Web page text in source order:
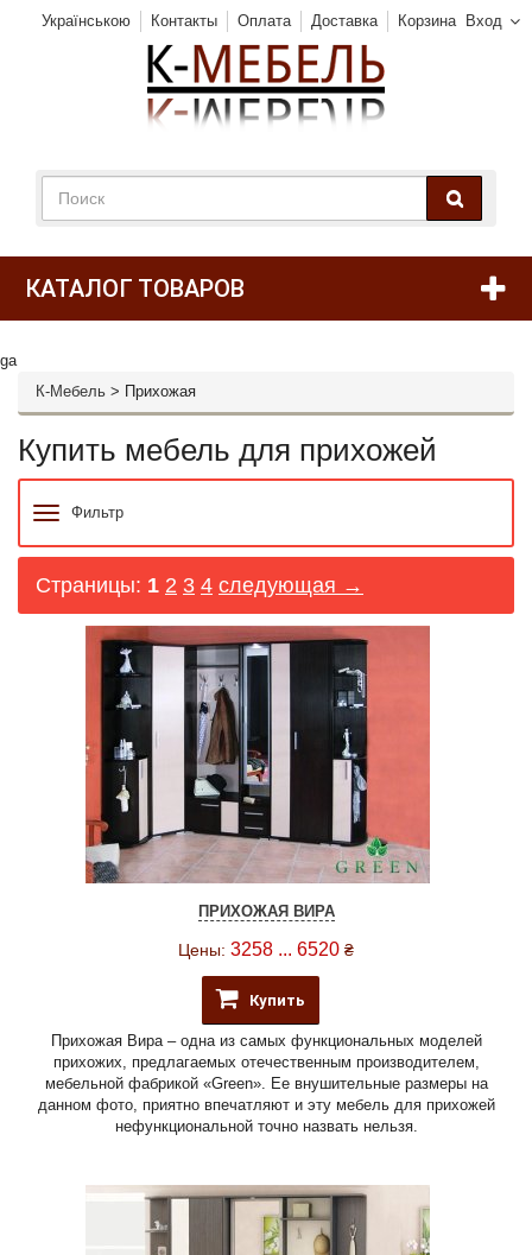
Вход
Українською Контакты Оплата Доставка Корзина
КАТАЛОГ ТОВАРОВ
ga
К-Мебель > Прихожая
Купить мебель для прихожей
Фильтр
Страницы: 1 2 3 4 следующая →
ПРИХОЖАЯ ВИРА
Цены: 3258 ... 6520 ₴
Купить
Прихожая Вира – одна из самых функциональных моделей
прихожих, предлагаемых отечественным производителем,
мебельной фабрикой «Green». Ее внушительные размеры на
данном фото, приятно впечатляют и эту мебель для прихожей
нефункциональной точно назвать нельзя.